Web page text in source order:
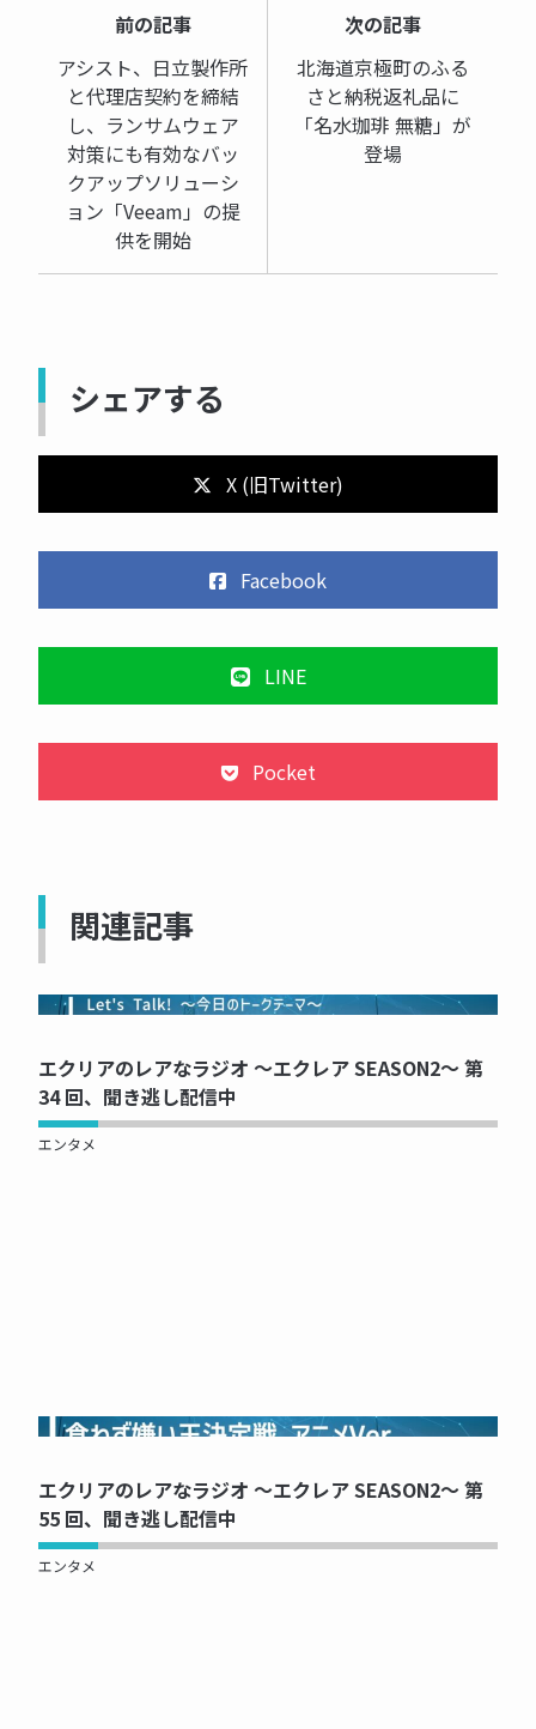
前の記事
アシスト、日立製作所
と代理店契約を締結
し、ランサムウェア
対策にも有効なバッ
クアップソリューシ
ョン「Veeam」の提
供を開始
次の記事
北海道京極町のふる
さと納税返礼品に
「名水珈琲 無糖」が
登場
シェアする
X (旧Twitter)
Facebook
LINE
Pocket
関連記事
NOW PRINTING...
エクリアのレアなラジオ ～エクレア SEASON2～ 第
34 回、聞き逃し配信中
エンタメ
NOW PRINTING...
エクリアのレアなラジオ ～エクレア SEASON2～ 第
55 回、聞き逃し配信中
エンタメ